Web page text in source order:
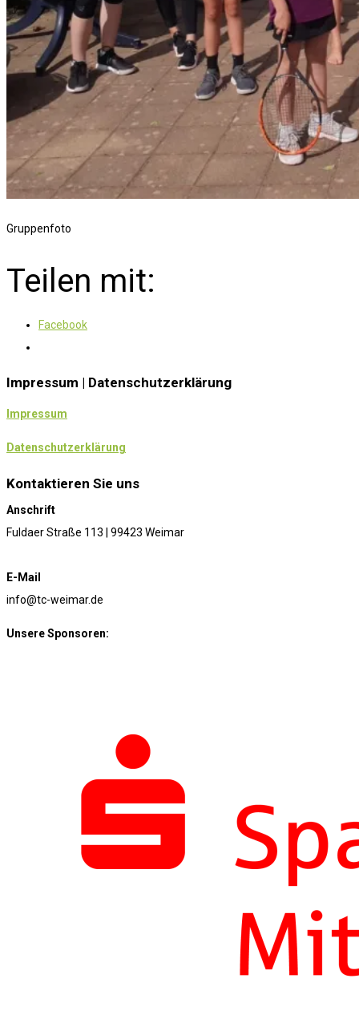
Gruppenfoto
Teilen mit:
Facebook
Impressum | Datenschutzerklärung
Impressum
Datenschutzerklärung
Kontaktieren Sie uns
Anschrift
Fuldaer Straße 113 | 99423 Weimar
E-Mail
info@tc-weimar.de
Unsere Sponsoren: